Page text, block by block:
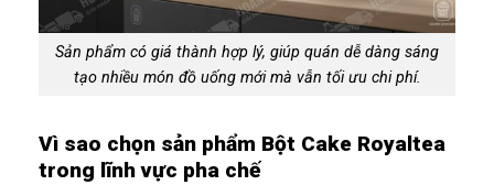
Sản phẩm có giá thành hợp lý, giúp quán dễ dàng sáng
tạo nhiều món đồ uống mới mà vẫn tối ưu chi phí.
Vì sao chọn sản phẩm Bột Cake Royaltea
trong lĩnh vực pha chế